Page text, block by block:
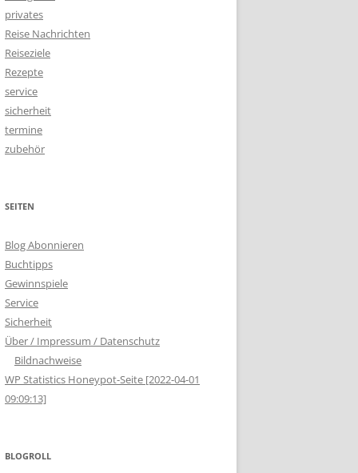
privates
Reise Nachrichten
Reiseziele
Rezepte
service
sicherheit
termine
zubehör
SEITEN
Blog Abonnieren
Buchtipps
Gewinnspiele
Service
Sicherheit
Über / Impressum / Datenschutz
Bildnachweise
WP Statistics Honeypot-Seite [2022-04-01
09:09:13]
BLOGROLL